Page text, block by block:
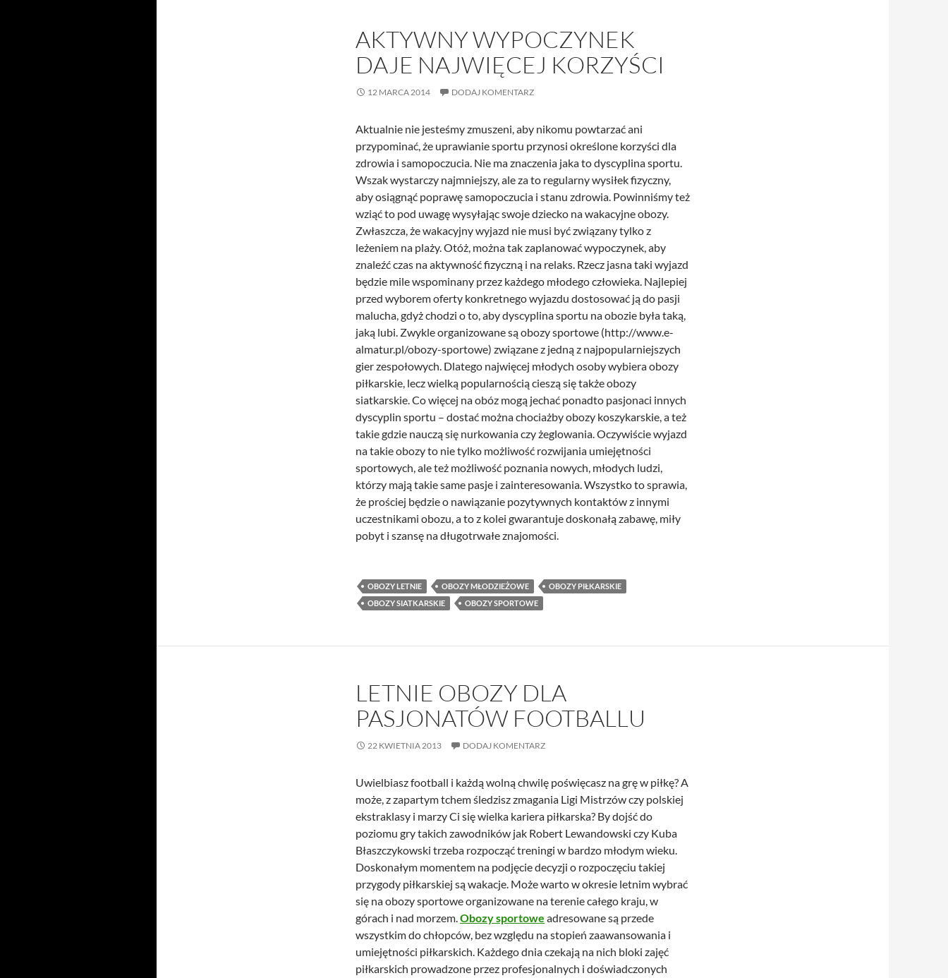
AKTYWNY WYPOCZYNEK
DAJE NAJWIĘCEJ KORZYŚCI
12 MARCA 2014 DODAJ KOMENTARZ
Aktualnie nie jesteśmy zmuszeni, aby nikomu powtarzać ani
przypominać, że uprawianie sportu przynosi określone korzyści dla
zdrowia i samopoczucia. Nie ma znaczenia jaka to dyscyplina sportu.
Wszak wystarczy najmniejszy, ale za to regularny wysiłek fizyczny,
aby osiągnąć poprawę samopoczucia i stanu zdrowia. Powinniśmy też
wziąć to pod uwagę wysyłając swoje dziecko na wakacyjne obozy.
Zwłaszcza, że wakacyjny wyjazd nie musi być związany tylko z
leżeniem na plaży. Otóż, można tak zaplanować wypoczynek, aby
znaleźć czas na aktywność fizyczną i na relaks. Rzecz jasna taki wyjazd
będzie mile wspominany przez każdego młodego człowieka. Najlepiej
przed wyborem oferty konkretnego wyjazdu dostosować ją do pasji
malucha, gdyż chodzi o to, aby dyscyplina sportu na obozie była taką,
jaką lubi. Zwykle organizowane są obozy sportowe (http://www.e-
almatur.pl/obozy-sportowe) związane z jedną z najpopularniejszych
gier zespołowych. Dlatego najwięcej młodych osoby wybiera obozy
piłkarskie, lecz wielką popularnością cieszą się także obozy
siatkarskie. Co więcej na obóz mogą jechać ponadto pasjonaci innych
dyscyplin sportu – dostać można chociażby obozy koszykarskie, a też
takie gdzie nauczą się nurkowania czy żeglowania. Oczywiście wyjazd
na takie obozy to nie tylko możliwość rozwijania umiejętności
sportowych, ale też możliwość poznania nowych, młodych ludzi,
którzy mają takie same pasje i zainteresowania. Wszystko to sprawia,
że prościej będzie o nawiązanie pozytywnych kontaktów z innymi
uczestnikami obozu, a to z kolei gwarantuje doskonałą zabawę, miły
pobyt i szansę na długotrwałe znajomości.
OBOZY LETNIE OBOZY MŁODZIEŻOWE
OBOZY PIŁKARSKIE
OBOZY SIATKARSKIE
OBOZY SPORTOWE
LETNIE OBOZY DLA
PASJONATÓW FOOTBALLU
22 KWIETNIA 2013 DODAJ KOMENTARZ
Uwielbiasz football i każdą wolną chwilę poświęcasz na grę w piłkę? A
może, z zapartym tchem śledzisz zmagania Ligi Mistrzów czy polskiej
ekstraklasy i marzy Ci się wielka kariera piłkarska? By dojść do
poziomu gry takich zawodników jak Robert Lewandowski czy Kuba
Błaszczykowski trzeba rozpocząć treningi w bardzo młodym wieku.
Doskonałym momentem na podjęcie decyzji o rozpoczęciu takiej
przygody piłkarskiej są wakacje. Może warto w okresie letnim wybrać
się na obozy sportowe organizowane na terenie całego kraju, w
górach i nad morzem.Obozy sportowe adresowane są przede
wszystkim do chłopców, bez względu na stopień zaawansowania i
umiejętności piłkarskich. Każdego dnia czekają na nich bloki zajęć
piłkarskich prowadzone przez profesjonalnych i doświadczonych